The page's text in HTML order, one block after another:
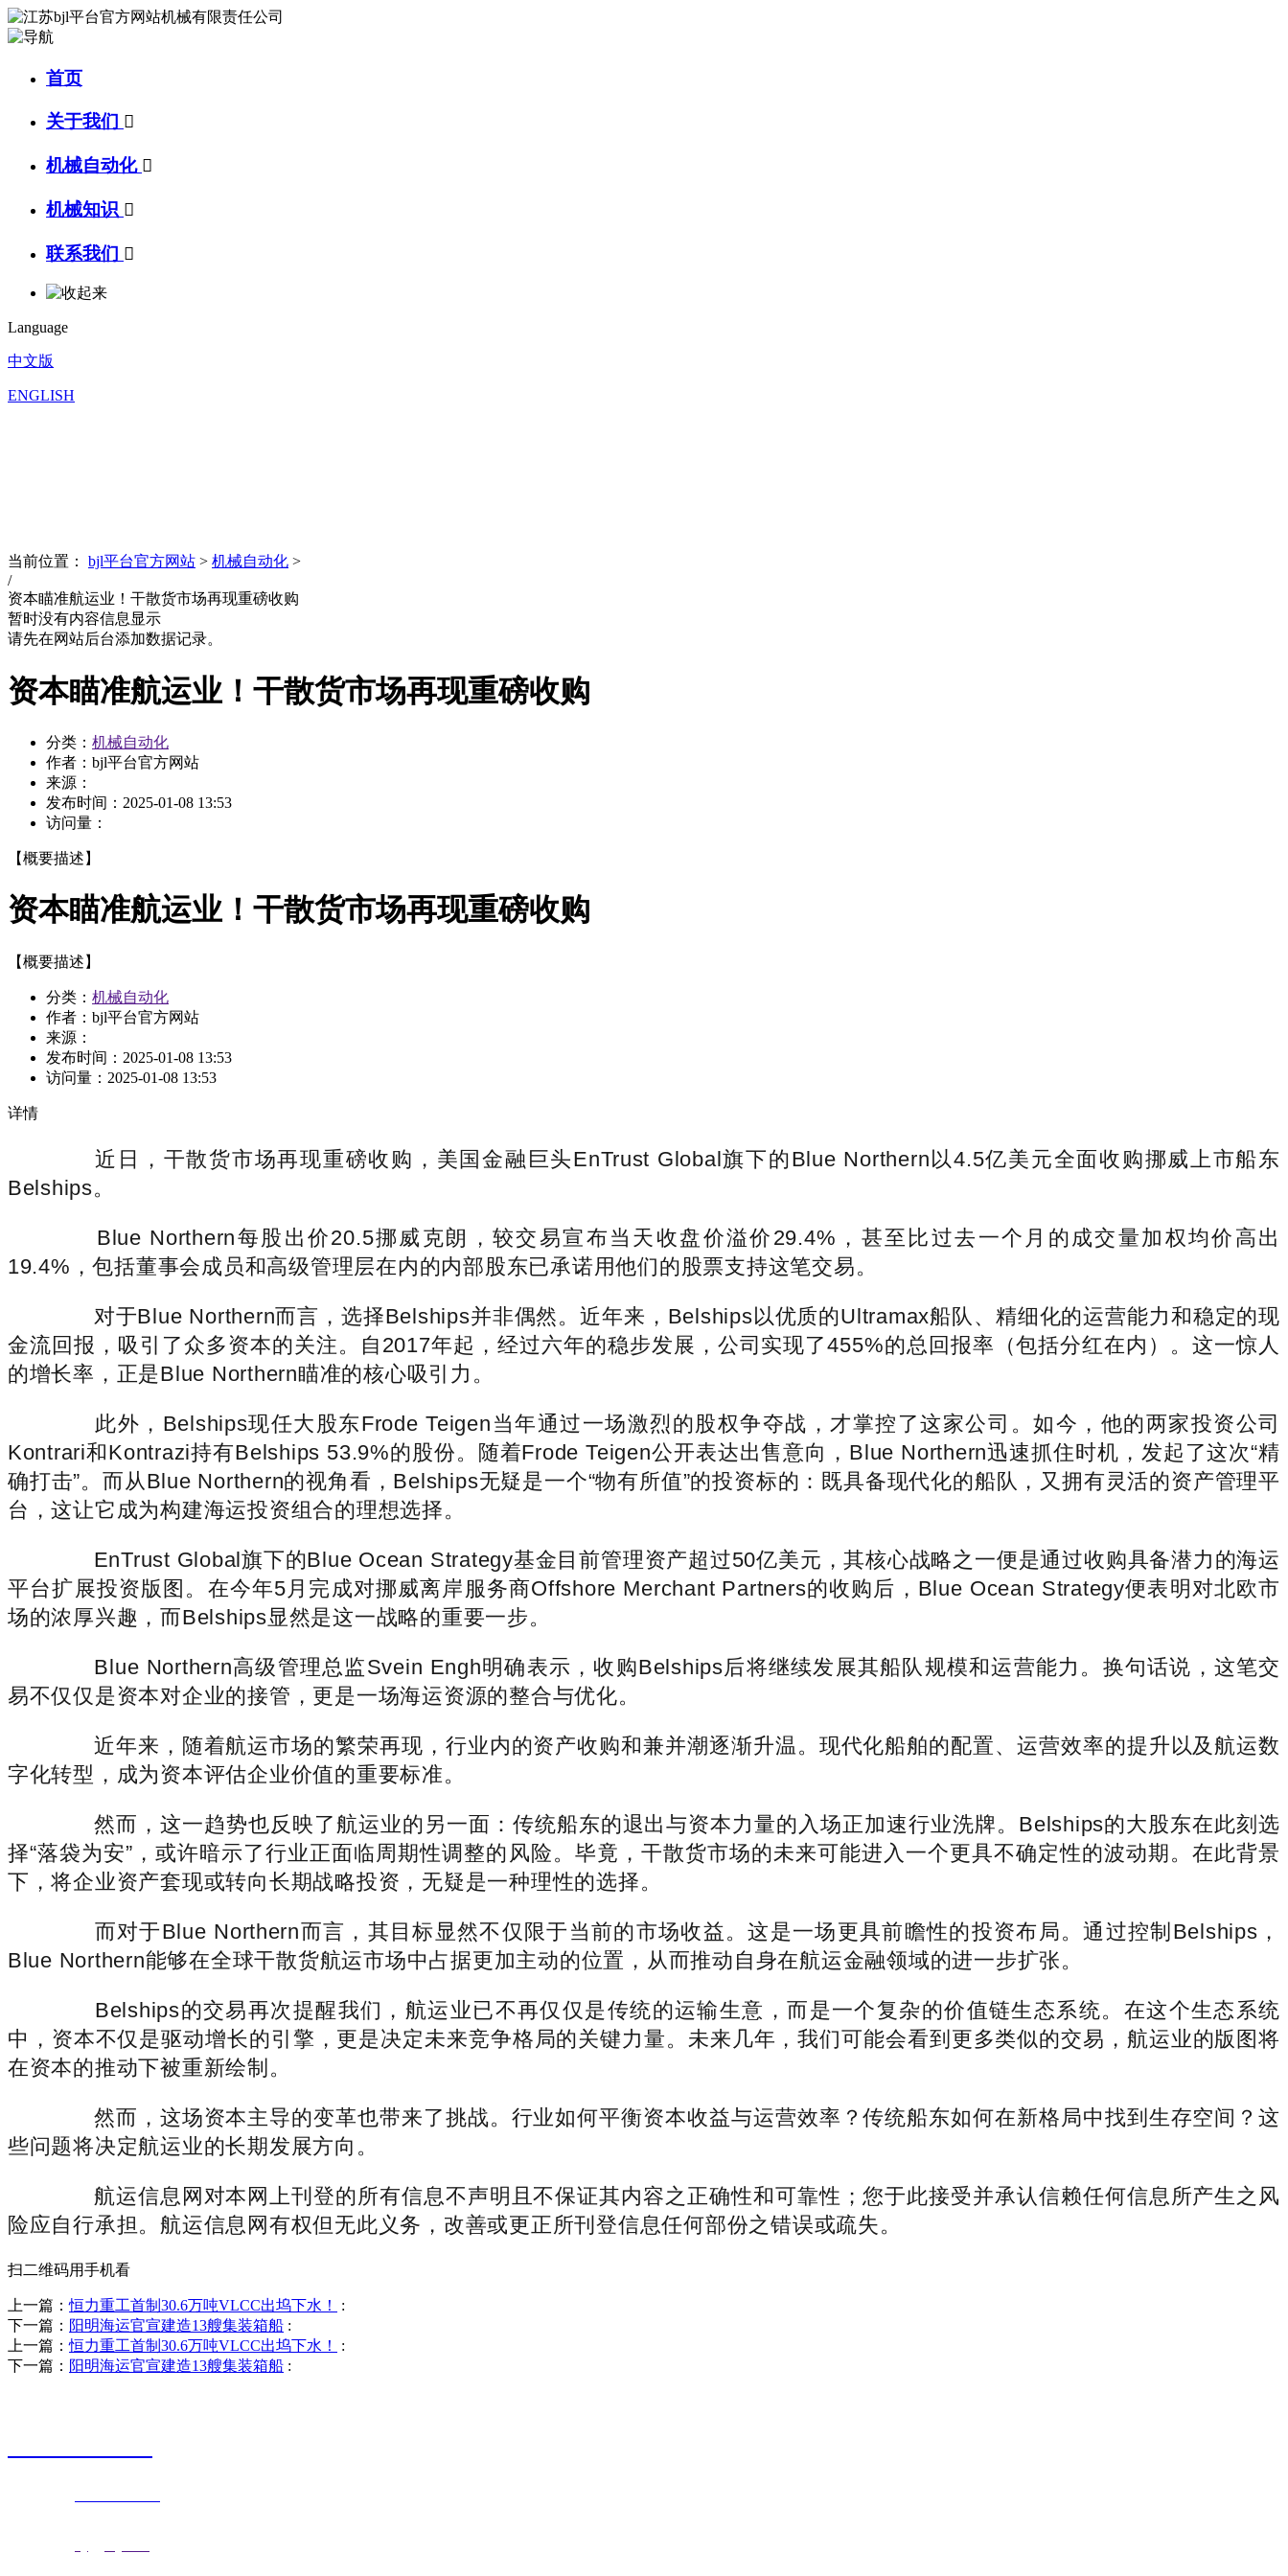
首页
关于我们 
机械自动化 
机械知识 
联系我们 
Language
中文版
ENGLISH
当前位置： bjl平台官方网站 > 机械自动化 >
/
资本瞄准航运业！干散货市场再现重磅收购
暂时没有内容信息显示
请先在网站后台添加数据记录。
资本瞄准航运业！干散货市场再现重磅收购
分类： 机械自动化
作者：bjl平台官方网站
来源：
发布时间： 2025-01-08 13:53
访问量：
【概要描述】
资本瞄准航运业！干散货市场再现重磅收购
【概要描述】
分类： 机械自动化
作者：bjl平台官方网站
来源：
发布时间： 2025-01-08 13:53
访问量： 2025-01-08 13:53
详情
近日，干散货市场再现重磅收购，美国金融巨头EnTrust Global旗下的Blue Northern以4.5亿美元全面收购挪威上市船东
Belships。
Blue Northern每股出价20.5挪威克朗，较交易宣布当天收盘价溢价29.4%，甚至比过去一个月的成交量加权均价高出
19.4%，包括董事会成员和高级管理层在内的内部股东已承诺用他们的股票支持这笔交易。
对于Blue Northern而言，选择Belships并非偶然。近年来，Belships以优质的Ultramax船队、精细化的运营能力和稳定的现
金流回报，吸引了众多资本的关注。自2017年起，经过六年的稳步发展，公司实现了455%的总回报率（包括分红在内）。这一惊人
的增长率，正是Blue Northern瞄准的核心吸引力。
此外，Belships现任大股东Frode Teigen当年通过一场激烈的股权争夺战，才掌控了这家公司。如今，他的两家投资公司
Kontrari和Kontrazi持有Belships 53.9%的股份。随着Frode Teigen公开表达出售意向，Blue Northern迅速抓住时机，发起了这次“精
确打击”。而从Blue Northern的视角看，Belships无疑是一个“物有所值”的投资标的：既具备现代化的船队，又拥有灵活的资产管理平
台，这让它成为构建海运投资组合的理想选择。
EnTrust Global旗下的Blue Ocean Strategy基金目前管理资产超过50亿美元，其核心战略之一便是通过收购具备潜力的海运
平台扩展投资版图。在今年5月完成对挪威离岸服务商Offshore Merchant Partners的收购后，Blue Ocean Strategy便表明对北欧市
场的浓厚兴趣，而Belships显然是这一战略的重要一步。
Blue Northern高级管理总监Svein Engh明确表示，收购Belships后将继续发展其船队规模和运营能力。换句话说，这笔交
易不仅仅是资本对企业的接管，更是一场海运资源的整合与优化。
近年来，随着航运市场的繁荣再现，行业内的资产收购和兼并潮逐渐升温。现代化船舶的配置、运营效率的提升以及航运数
字化转型，成为资本评估企业价值的重要标准。
然而，这一趋势也反映了航运业的另一面：传统船东的退出与资本力量的入场正加速行业洗牌。Belships的大股东在此刻选
择“落袋为安”，或许暗示了行业正面临周期性调整的风险。毕竟，干散货市场的未来可能进入一个更具不确定性的波动期。在此背景
下，将企业资产套现或转向长期战略投资，无疑是一种理性的选择。
而对于Blue Northern而言，其目标显然不仅限于当前的市场收益。这是一场更具前瞻性的投资布局。通过控制Belships，
Blue Northern能够在全球干散货航运市场中占据更加主动的位置，从而推动自身在航运金融领域的进一步扩张。
Belships的交易再次提醒我们，航运业已不再仅仅是传统的运输生意，而是一个复杂的价值链生态系统。在这个生态系统
中，资本不仅是驱动增长的引擎，更是决定未来竞争格局的关键力量。未来几年，我们可能会看到更多类似的交易，航运业的版图将
在资本的推动下被重新绘制。
然而，这场资本主导的变革也带来了挑战。行业如何平衡资本收益与运营效率？传统船东如何在新格局中找到生存空间？这
些问题将决定航运业的长期发展方向。
航运信息网对本网上刊登的所有信息不声明且不保证其内容之正确性和可靠性；您于此接受并承认信赖任何信息所产生之风
险应自行承担。航运信息网有权但无此义务，改善或更正所刊登信息任何部份之错误或疏失。
扫二维码用手机看
上一篇：恒力重工首制30.6万吨VLCC出坞下水！
:
下一篇： 阳明海运官宣建造13艘集装箱船 :
上一篇：恒力重工首制30.6万吨VLCC出坞下水！
:
下一篇： 阳明海运官宣建造13艘集装箱船 :